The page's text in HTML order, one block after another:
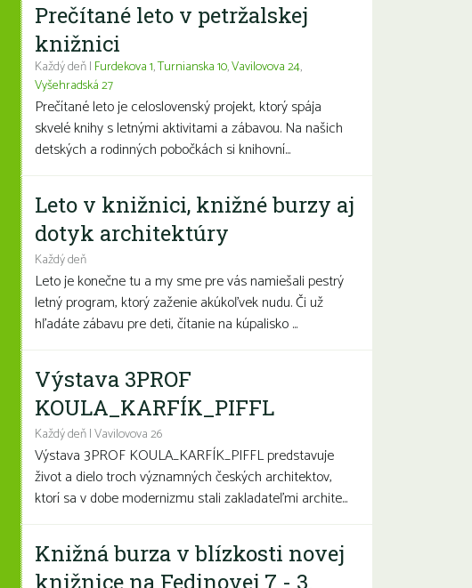
Prečítané leto v petržalskej
knižnici
Každý deň | Furdekova 1,Turnianska 10,Vavilovova 24,
Vyšehradská 27
Prečítané leto je celoslovenský projekt, ktorý spája
skvelé knihy s letnými aktivitami a zábavou. Na našich
detských a rodinných pobočkách si knihovní...
Leto v knižnici, knižné burzy aj
dotyk architektúry
Každý deň
Leto je konečne tu a my sme pre vás namiešali pestrý
letný program, ktorý zaženie akúkoľvek nudu. Či už
hľadáte zábavu pre deti, čítanie na kúpalisko ...
Výstava 3PROF
KOULA_KARFÍK_PIFFL
Každý deň | Vavilovova 26
Výstava 3PROF KOULA_KARFÍK_PIFFL predstavuje
život a dielo troch významných českých architektov,
ktorí sa v dobe modernizmu stali zakladateľmi archite...
Knižná burza v blízkosti novej
knižnice na Fedinovej 7 - 3.